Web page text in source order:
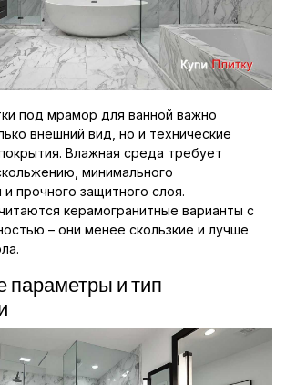
под мрамор для ванной важно
внешний вид, но и технические
Влажная среда требует
минимального
прочного защитного слоя.
керамогранитные варианты с
– они менее скользкие и лучше
параметры и тип